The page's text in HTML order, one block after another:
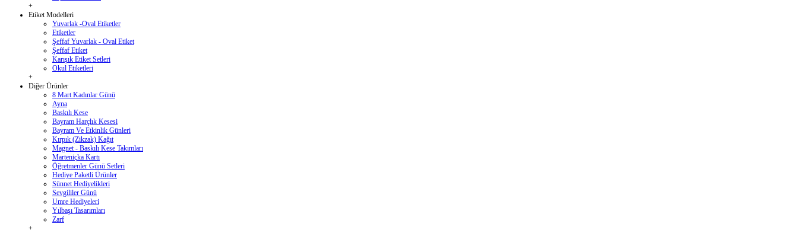
+
Etiket Modelleri
Yuvarlak -Oval Etiketler
Etiketler
Şeffaf Yuvarlak - Oval Etiket
Şeffaf Etiket
Karışık Etiket Setleri
Okul Etiketleri
+
Diğer Ürünler
8 Mart Kadınlar Günü
Ayna
Baskılı Kese
Bayram Harçlık Kesesi
Bayram Ve Etkinlik Günleri
Kırpık (Zikzak) Kağıt
Magnet - Baskılı Kese Takımları
Marteniçka Kartı
Öğretmenler Günü Setleri
Hediye Paketli Ürünler
Sünnet Hediyelikleri
Sevgililer Günü
Umre Hediyeleri
Yılbaşı Tasarımları
Zarf
+